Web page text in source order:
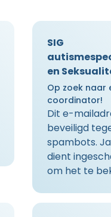
SIG
en
Op zoek naar
coordinator!
Dit e-
beveiligd
spambots.
dient
om het te